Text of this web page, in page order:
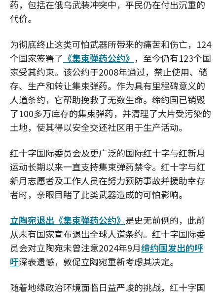
药，包括在俄乌武装冲突中，平民仍在付出沉重的
代价。
为彻底终止这类可怕武器所带来的痛苦和伤亡，124
个国家签署了 《集束弹药公约》 ，至今仍有123个国
家受其约束。该公约于2008年通过，禁止使用、储
存、生产和转让集束弹药。作为具有里程碑意义的
人道条约，它帮助挽救了无数生命。缔约国已销毁
了100多万库存的集束弹药，并清理了大片受污染的
土地，使其得以安全交还社区用于生产活动。
红十字国际委员会及更广泛的国际红十字与红新月
运动长期以来一直支持集束弹药禁令。红十字与红
新月志愿者及工作人员在努力预防事故并援助幸存
者时，亲眼目睹了此类武器造成的可怕影响。
立陶宛退出《集束弹药公约》 是史无前例的，此前
从未有国家宣布退出全球人道条约。红十字国际委
员会对立陶宛未曾注意2024年9月缔约国发出的呼
吁深表遗憾，敦促立陶宛重新考虑其决定。
随着地缘政治环境面临日益严峻的挑战，红十字国